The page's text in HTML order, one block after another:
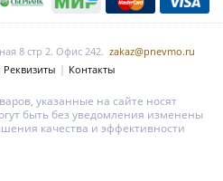
8 стр 2. Офис 242. zakaz@pnevmo.ru
Контакты
указанные на сайте носят
быть без уведомления изменены
качества и эффективности